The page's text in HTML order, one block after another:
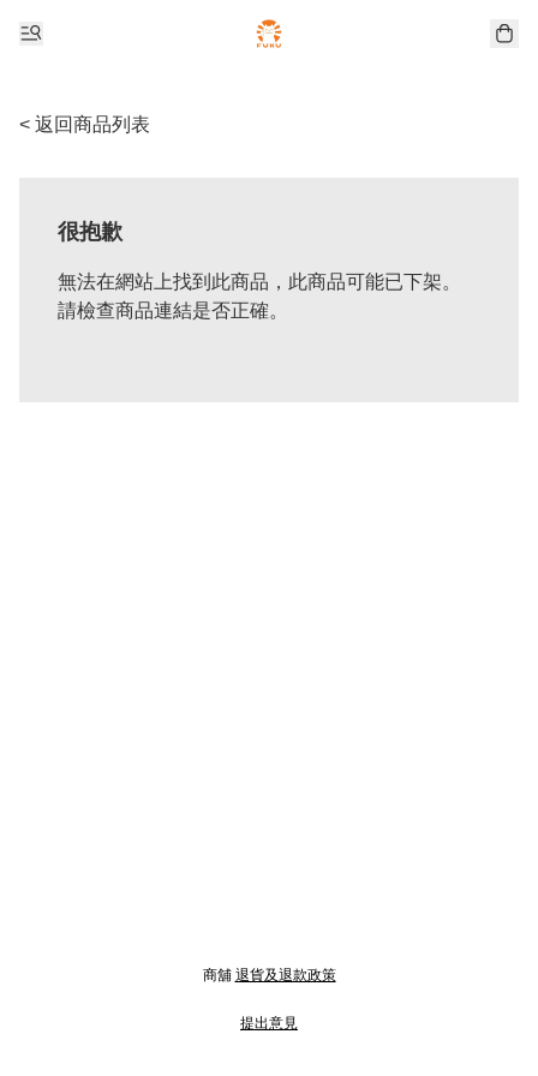
< 返回商品列表
很抱歉
無法在網站上找到此商品，此商品可能已下架。
請檢查商品連結是否正確。
商舖 退貨及退款政策
提出意見